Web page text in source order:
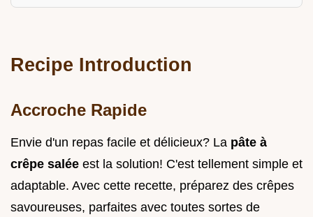
Recipe Introduction
Accroche Rapide
Envie d'un repas facile et délicieux? La pâte à
crêpe salée est la solution! C'est tellement simple et
adaptable. Avec cette recette, préparez des crêpes
savoureuses, parfaites avec toutes sortes de